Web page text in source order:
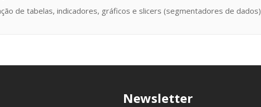
de tabelas, indicadores, gráficos e slicers (segmentadores de dados)
Newsletter